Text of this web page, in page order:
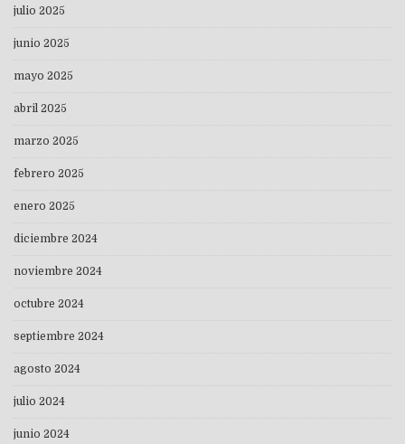
julio 2025
junio 2025
mayo 2025
abril 2025
marzo 2025
febrero 2025
enero 2025
diciembre 2024
noviembre 2024
octubre 2024
septiembre 2024
agosto 2024
julio 2024
junio 2024